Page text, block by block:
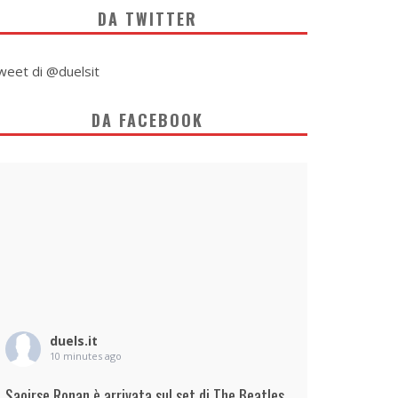
DA TWITTER
di @duelsit
DA FACEBOOK
duels.it
10 minutes ago